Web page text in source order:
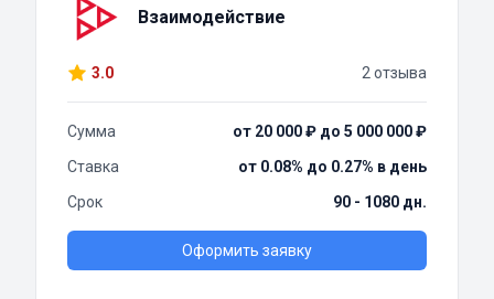
Взаимодействие
3.0 2 отзыва
Сумма
от 20 000 ₽ до 5 000 000 ₽
Ставка
от 0.08% до 0.27% в день
Срок
90 - 1080 дн.
Оформить заявку